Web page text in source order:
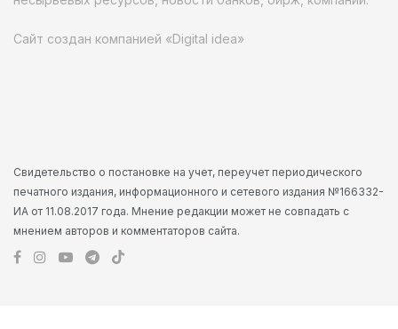
Сайт создан компанией «Digital idea»
Свидетельство о постановке на учет, переучет периодического
печатного издания, информационного и сетевого издания №166332-
ИА от 11.08.2017 года. Мнение редакции может не совпадать с
мнением авторов и комментаторов сайта.